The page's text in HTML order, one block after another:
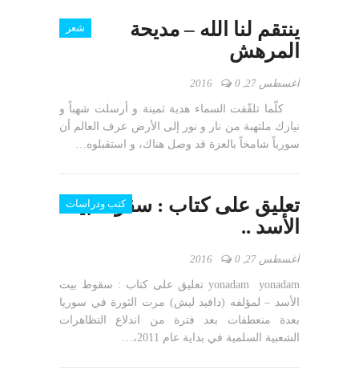
شعر
ينتقم لنا الله – مديحة
المرهش
أغسطس 27, 2016 0
كلّما تلقّفت السماء هدية ثمينة و أرسلت شهباً و
نيازك ملتهبة من نار و نور إلى الأرض عرف العالم أن
سورياً شامخاً بالعزة قد وصل هناك، و استقبلوه…
كتب ودراسات
تعليق على كتاب : سقوط بيت
الأسد ..
أغسطس 27, 2016 0
yonadam yonadam تعليق على كتاب : سقوط بيت
الأسد – لمؤلفه (دافيد ليش) مرت الثورة في سوريا
بعدة منعطفات بعد فترة من اندلاع التظاهرات
الشعبية السلمية في بداية عام 2011،…